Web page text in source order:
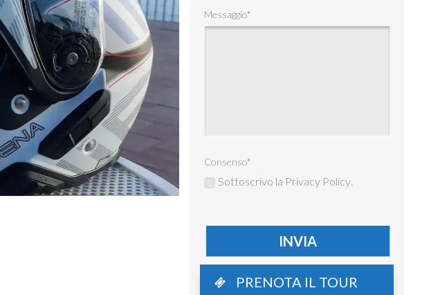
Messaggio*
Consenso*
Sottoscrivo la Privacy Policy.
PRENOTA IL TOUR